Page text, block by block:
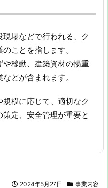
場などで行われる、ク
ことを指します。
や移動、建築資材の揚重
どが含まれます。
模に応じて、適切なク
定、安全管理が重要と
2024年5月27日 事業内容